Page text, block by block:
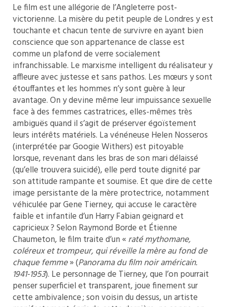
Le film est une allégorie de l’Angleterre post-
victorienne. La misère du petit peuple de Londres y est
touchante et chacun tente de survivre en ayant bien
conscience que son appartenance de classe est
comme un plafond de verre socialement
infranchissable. Le marxisme intelligent du réalisateur y
affleure avec justesse et sans pathos. Les mœurs y sont
étouffantes et les hommes n’y sont guère à leur
avantage. On y devine même leur impuissance sexuelle
face à des femmes castratrices, elles-mêmes très
ambiguës quand il s’agit de préserver égoïstement
leurs intérêts matériels. La vénéneuse Helen Nosseros
(interprétée par Googie Withers) est pitoyable
lorsque, revenant dans les bras de son mari délaissé
(qu’elle trouvera suicidé), elle perd toute dignité par
son attitude rampante et soumise. Et que dire de cette
image persistante de la mère protectrice, notamment
véhiculée par Gene Tierney, qui accuse le caractère
faible et infantile d’un Harry Fabian geignard et
capricieux ? Selon Raymond Borde et Étienne
Chaumeton, le film traite d’un «raté mythomane,
coléreux et trompeur, qui réveille la mère au fond de
chaque femme» (Panorama du film noir américain.
1941-1953). Le personnage de Tierney, que l’on pourrait
penser superficiel et transparent, joue finement sur
cette ambivalence ; son voisin du dessus, un artiste